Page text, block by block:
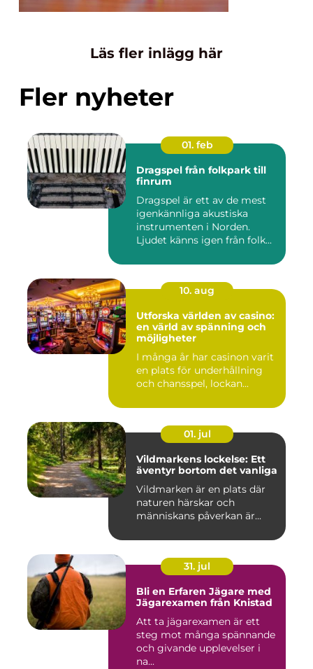
Läs fler inlägg här
Fler nyheter
01. feb
Dragspel från folkpark till
finrum
Dragspel är ett av de mest
igenkännliga akustiska
instrumenten i Norden.
Ljudet känns igen från folk...
10. aug
Utforska världen av casino:
en värld av spänning och
möjligheter
I många år har casinon varit
en plats för underhållning
och chansspel, lockan...
01. jul
Vildmarkens lockelse: Ett
äventyr bortom det vanliga
Vildmarken är en plats där
naturen härskar och
människans påverkan är...
31. jul
Bli en Erfaren Jägare med
Jägarexamen från Knistad
Att ta jägarexamen är ett
steg mot många spännande
och givande upplevelser i
na...